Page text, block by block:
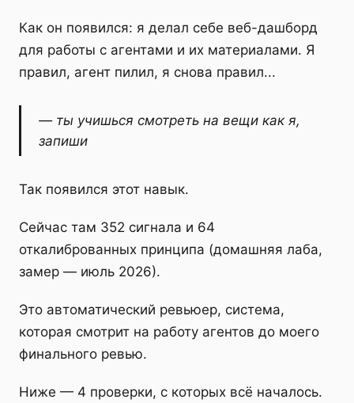
Как он появился: я делал себе веб-дашборд
для работы с агентами и их материалами. Я
правил, агент пилил, я снова правил...
— ты учишься смотреть на вещи как я,
запиши
Так появился этот навык.
Сейчас там 352 сигнала и 64
откалиброванных принципа (домашняя лаба,
замер — июль 2026).
Это автоматический ревьюер, система,
которая смотрит на работу агентов до моего
финального ревью.
Ниже — 4 проверки, с которых всё началось.